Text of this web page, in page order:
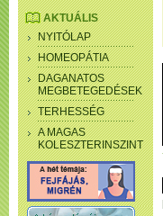
AKTUÁLIS
NYITÓLAP
HOMEOPÁTIA
DAGANATOS
MEGBETEGEDÉSEK
TERHESSÉG
A MAGAS
KOLESZTERINSZINT